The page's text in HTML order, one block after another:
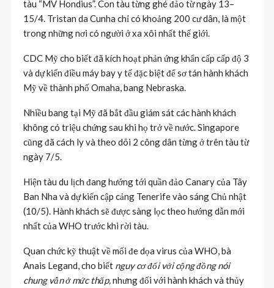
tàu “MV Hondius”. Con tàu từng ghé đảo từ ngày 13–
15/4. Tristan da Cunha chỉ có khoảng 200 cư dân, là một
trong những nơi có người ở xa xôi nhất thế giới.
CDC Mỹ cho biết đã kích hoạt phản ứng khẩn cấp cấp độ 3
và dự kiến điều máy bay y tế đặc biệt để sơ tán hành khách
Mỹ về thành phố Omaha, bang Nebraska.
Nhiều bang tại Mỹ đã bắt đầu giám sát các hành khách
không có triệu chứng sau khi họ trở về nước. Singapore
cũng đã cách ly và theo dõi 2 công dân từng ở trên tàu từ
ngày 7/5.
Hiện tàu du lịch đang hướng tới quần đảo Canary của Tây
Ban Nha và dự kiến cập cảng Tenerife vào sáng Chủ nhật
(10/5). Hành khách sẽ được sàng lọc theo hướng dẫn mới
nhất của WHO trước khi rời tàu.
Quan chức kỹ thuật về mối đe dọa virus của WHO, bà
Anais Legand, cho biết nguy cơ đối với cộng đồng nói
chung vẫn ở mức thấp,nhưng đối với hành khách và thủy